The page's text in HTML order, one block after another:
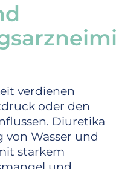
verdienen
oder den
Diuretika
Wasser und
starkem